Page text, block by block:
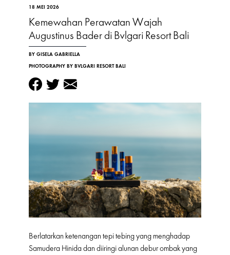
18 MEI 2026
Kemewahan Perawatan Wajah
Augustinus Bader di Bvlgari Resort Bali
BY GISELA GABRIELLA
PHOTOGRAPHY BY BVLGARI RESORT BALI
Berlatarkan ketenangan tepi tebing yang menghadap
Samudera Hinida dan diiringi alunan debur ombak yang